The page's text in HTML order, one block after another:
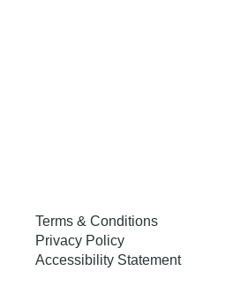
Terms & Conditions
Privacy Policy
Accessibility Statement